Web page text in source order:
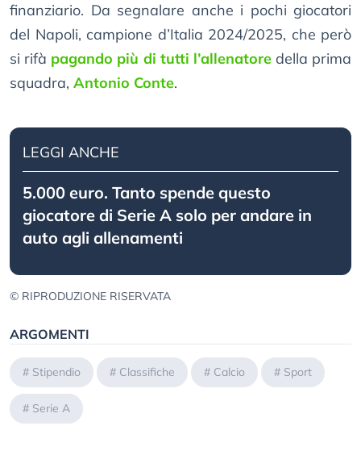
finanziario. Da segnalare anche i pochi giocatori
del Napoli, campione d’Italia 2024/2025, che però
si rifà pagando più di tutti l’allenatoredella prima
squadra, Antonio Conte.
LEGGI ANCHE
5.000 euro. Tanto spende questo
giocatore di Serie A solo per andare in
auto agli allenamenti
© RIPRODUZIONE RISERVATA
ARGOMENTI
# Stipendio # Classifiche # Calcio # Sport
# Serie A